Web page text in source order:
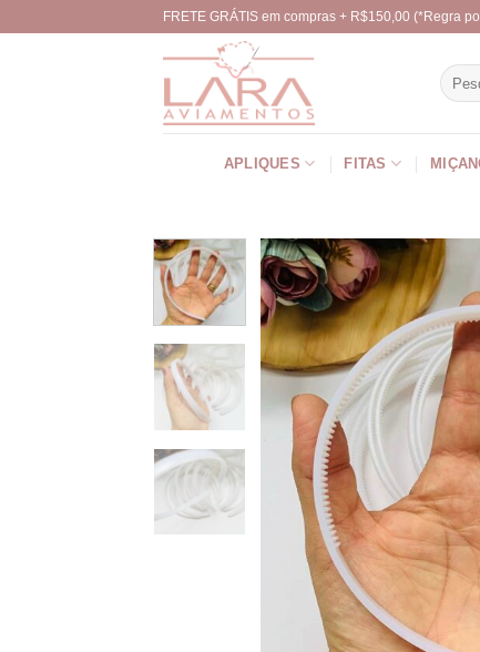
FRETE GRÁTIS em compras + R$150,00 (*Regra
por:
APLIQUES FITAS